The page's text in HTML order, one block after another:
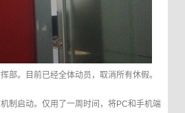
部。目前已经全体动员，取消所有休假。
制启动。仅用了一周时间，将PC和手机端